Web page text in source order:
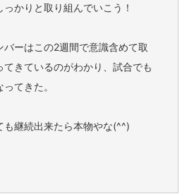
かりと取り組んでいこう！
バーはこの2週間で意識含めて取
てきているのがわかり、試合でも
てきた。
も継続出来たら本物やな(^^)